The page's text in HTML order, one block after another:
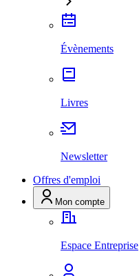
Évènements
Livres
Newsletter
Offres d'emploi
Mon compte
Espace Entreprise